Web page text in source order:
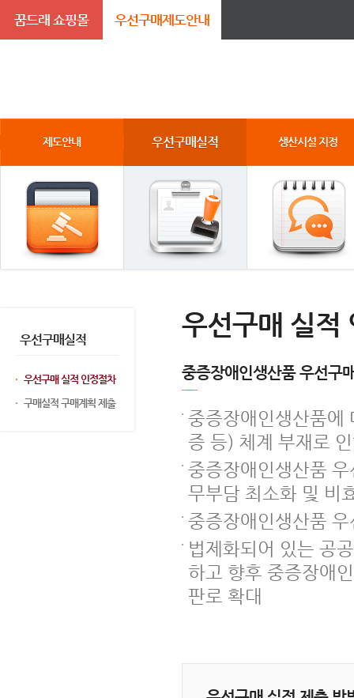
꿈드래 쇼핑몰 우선구매제도안내
제도안내 우선구매실적 생산시설 지정
우선구매실적
우선구매 실적 인정절차
구매실적 구매계획 제출
우선구매 실적
중증장애인생산품 우선구
중증장애인생산품에
증 등) 체계 부재로
중증장애인생산품
무부담 최소화 및 비
중증장애인생산품
법제화되어 있는 공
하고 향후 중증장애
판로 확대